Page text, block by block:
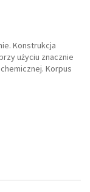
Konstrukcja
użyciu znacznie
Korpus